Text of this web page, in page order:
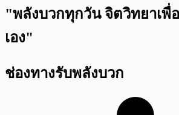
"พลังบวกทุกวัน จิตวิทยาเ
เอง"
ช่องทางรับพลังบวก